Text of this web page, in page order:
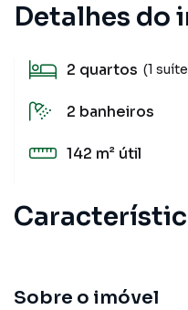
Detalhes do
2 quartos (1
2 banheiros
142 m² útil
Sobre o imóvel